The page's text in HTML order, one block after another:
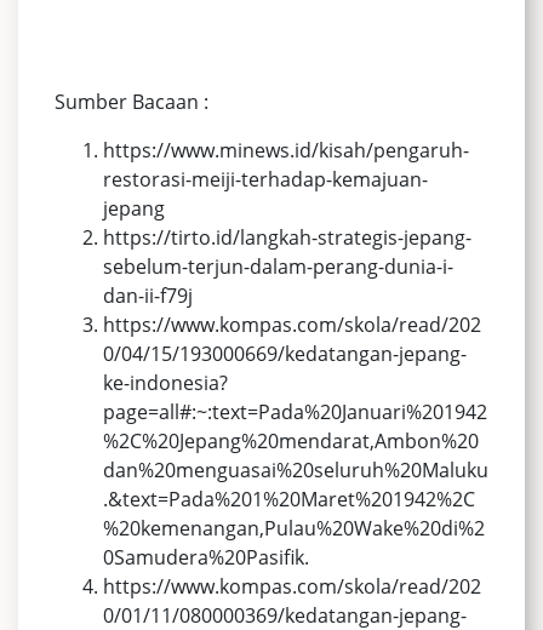
Sumber Bacaan :
https://www.minews.id/kisah/pengaruh-
restorasi-meiji-terhadap-kemajuan-
jepang
https://tirto.id/langkah-strategis-jepang-
sebelum-terjun-dalam-perang-dunia-i-
dan-ii-f79j
https://www.kompas.com/skola/read/202
0/04/15/193000669/kedatangan-jepang-
ke-indonesia?
page=all#:~:text=Pada%20Januari%201942
%2C%20Jepang%20mendarat,Ambon%20
dan%20menguasai%20seluruh%20Maluku
.&text=Pada%201%20Maret%201942%2C
%20kemenangan,Pulau%20Wake%20di%2
0Samudera%20Pasifik.
https://www.kompas.com/skola/read/202
0/01/11/080000369/kedatangan-jepang-